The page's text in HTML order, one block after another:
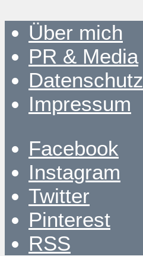
Über mich
PR & Media
Datenschutz
Impressum
Facebook
Instagram
Twitter
Pinterest
RSS